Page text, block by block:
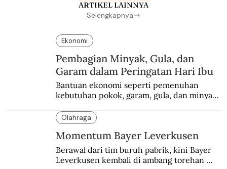
ARTIKEL LAINNYA
Selengkapnya
Ekonomi
Pembagian Minyak, Gula, dan
Garam dalam Peringatan Hari Ibu
Bantuan ekonomi seperti pemenuhan
kebutuhan pokok, garam, gula, dan minyak
peringatan Hari Ibu.
Olahraga
Momentum Bayer Leverkusen
Berawal dari tim buruh pabrik, kini Bayer
Leverkusen kembali di ambang torehan